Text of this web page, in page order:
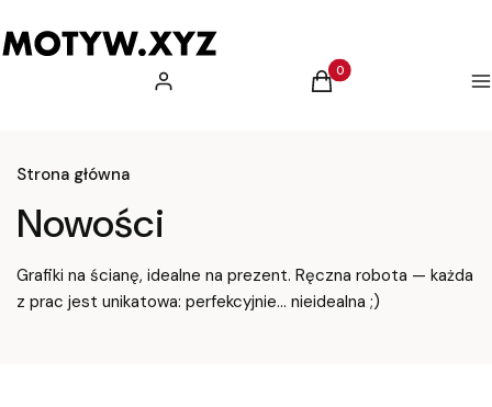
Zaloguj się Produkty w koszyku: 0.
Koszyk
Strona główna
Nowości
Grafiki na ścianę, idealne na prezent. Ręczna robota — każda
z prac jest unikatowa: perfekcyjnie... nieidealna ;)